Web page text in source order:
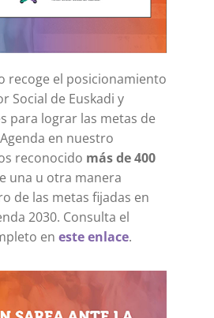
recoge el posicionamiento
Social de Euskadi y
para lograr las metas de
en nuestro
reconocido más de 400
una u otra manera
de las metas fijadas en
2030. Consulta el
en este enlace.